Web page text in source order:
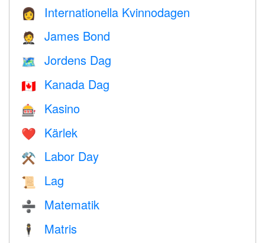
👩 Internationella Kvinnodagen
🤵 James Bond
🗺️ Jordens Dag
🇨🇦 Kanada Dag
🎰 Kasino
❤️️ Kärlek
⚒️ Labor Day
📜 Lag
➗ Matematik
🕴️ Matris